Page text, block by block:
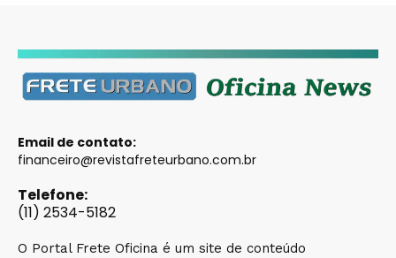
Email de contato:
financeiro@revistafreteurbano.com.br
Telefone:
(11) 2534-5182
O Portal Frete Oficina é um site de conteúdo